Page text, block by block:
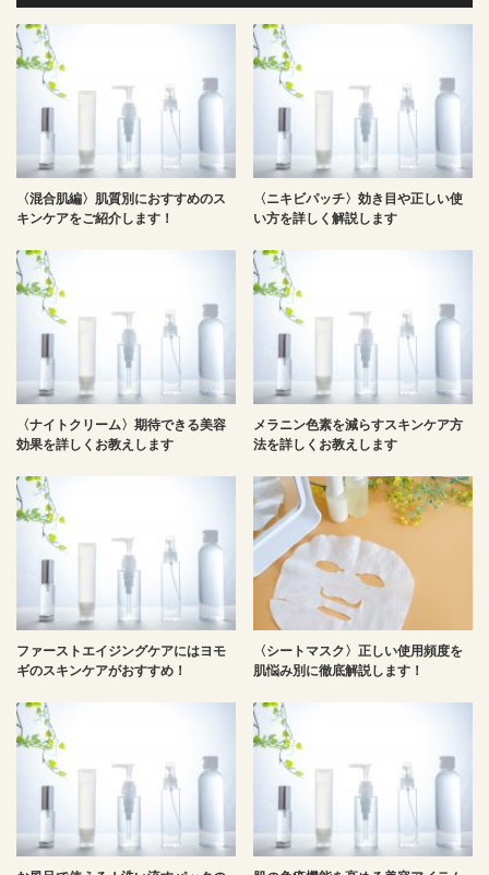
〈混合肌編〉肌質別におすすめのス
キンケアをご紹介します！
〈ニキビパッチ〉効き目や正しい使
い方を詳しく解説します
〈ナイトクリーム〉期待できる美容
効果を詳しくお教えします
メラニン色素を減らすスキンケア方
法を詳しくお教えします
ファーストエイジングケアにはヨモ
ギのスキンケアがおすすめ！
〈シートマスク〉正しい使用頻度を
肌悩み別に徹底解説します！